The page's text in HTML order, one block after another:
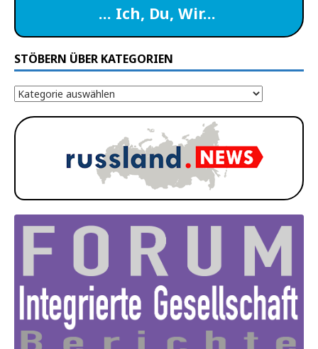
… Ich, Du, Wir…
STÖBERN ÜBER KATEGORIEN